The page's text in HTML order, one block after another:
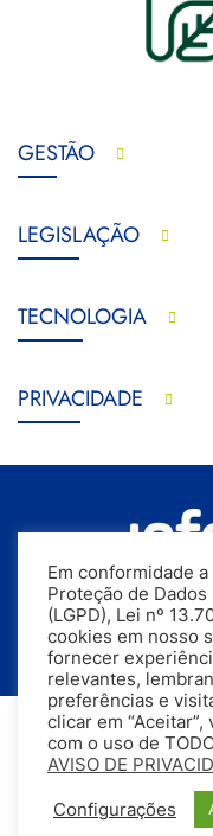
GESTÃO
LEGISLAÇÃO
TECNOLOGIA
PRIVACIDADE
Todos os
Em conformidade
Proteção de Dados
(LGPD), Lei nº
cookies em nosso
fornecer
relevantes,
preferências e
clicar em
com o uso de
AVISO DE
Configurações